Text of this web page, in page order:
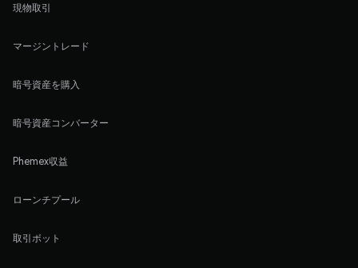
現物取引
マージントレード
暗号資産を購入
暗号資産コンバーター
Phemex収益
ローンチプール
取引ボット